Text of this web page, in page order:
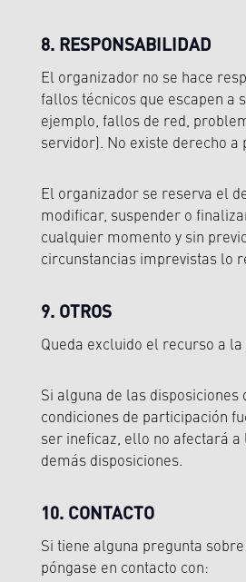
8. RESPONSABILIDAD
El organizador no se hace
fallos técnicos que escapen a
ejemplo, fallos de red,
servidor). No existe derecho a
El organizador se reserva el
modificar, suspender o
cualquier momento y sin
circunstancias imprevistas lo
9. OTROS
Queda excluido el recurso a la
Si alguna de las disposiciones
condiciones de participación
ser ineficaz, ello no afectará a
demás disposiciones.
10. CONTACTO
Si tiene alguna pregunta
póngase en contacto con: